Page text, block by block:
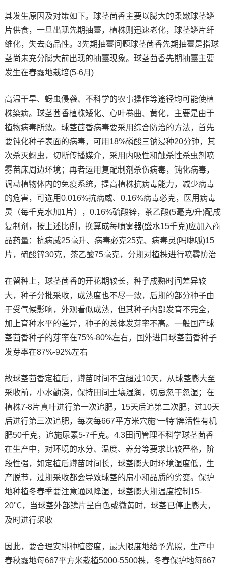
其发生原因及对策如下。球茎茴香主要以膨大的柔嫩球茎鳞
片供食，一旦出现先期抽薹，植株则迅速老化，球茎鳞片纤
维化，失去商品性。3先期抽薹问题球茎茴香先期抽薹是指球
茎尚未充分膨大前出现的抽薹现象。球茎茴香先期抽薹主要
发生在春露地栽培(5-6月)
高温干旱、蚜虫侵袭、不科学的农事操作等途径均可能使植
株染病。球茎茴香植株矮化、心叶卷曲、黄化，主要是由于
植物病毒所致。球茎茴香病毒要采用综合防治的方法，首先
要钝化种子表面的病毒，可用18%磷酸三钠浸种20分钟，其
次杀灭蚜虫，切断传播媒介，采用内吸性和触杀性杀虫剂喷
雾苗床周边环境；再者运用复配制剂杀伤病毒，钝化病毒，
调动植物体内的免疫系统，提高植株抗病毒能力，减少病毒
的危害，可选用0.016%抗病威、0.16%病毒必克，医用病毒
灵（每千克水加1片），0.16%硫酸锌，茶乙酸(5毫克/升)配成
复制剂，按上述比例，换算成每喷雾器(盛水15千克)应加入商
品药量：抗病威25毫升、病毒必克25克、病毒灵(吗啉呱)15
片，硫酸锌30克，茶乙酸75毫克，分期对植株进行喷雾防治
在留种上，球茎茴香的开花期较长，种子成熟时间差异较
大，种子分批采收，成熟度也不尽一致，后期的部分种子由
于受气候影响，外观看似成熟，但其种子内部发育不完全，
加上育种水平的差异，种子的总体发芽率不高。一般国产球
茎茴香种子的芽率在75%-80%左右，国外进口球茎茴香种子
发芽率在87%-92%左右
故球茎茴香定植后，蹲苗时间不宜超过10天，从球茎膨大至
采收前，小水勤浇，保持田间土壤湿润，切忌忽干忽湿；在
植株7-8片真叶进行第一次追肥，15天后追第二次肥，过10天
后进行第三次追肥，每次每667平方米穴施“一特”牌活性有机
肥50千克，追施尿素5-7千克。4.3田间管理不科学球茎茴香
在生产中，对环境的水分、温度、养分等要求比较严格，阶
段性强，如定植后蹲苗时间长，球茎膨大时环境湿度低，生
产脱节，过期采收都会导致球茎的扁小和品质的劣变。保护
地种植冬春季要注意通风降湿，球茎膨大期温度控制15-
20℃，当球茎外部鳞片呈白色或微黄时，球茎已停止膨大，
及时进行采收
因此，要合理安排种植密度，最大限度地给予光照，生产中
春秋露地每667平方米栽植5000-5500株，冬春保护地每667